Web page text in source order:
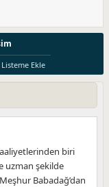
Listeme Ekle
biri
uzman şekilde
Babadağ’dan